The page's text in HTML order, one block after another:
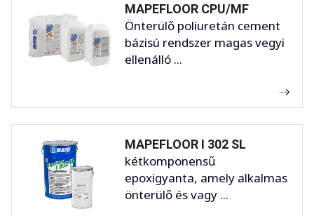
MAPEFLOOR CPU/MF
Önterülő poliuretán cement
bázisú rendszer magas vegyi
ellenálló ...
MAPEFLOOR I 302 SL
kétkomponensű
epoxigyanta, amely alkalmas
önterülő és vagy ...